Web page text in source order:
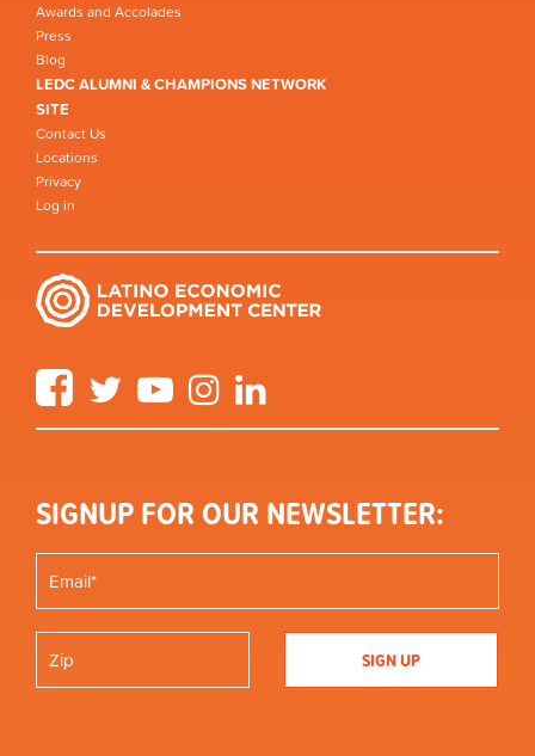
Awards and Accolades
Press
Blog
LEDC ALUMNI & CHAMPIONS NETWORK
SITE
Contact Us
Locations
Privacy
Log in
FacebookTwitter YouTube Instagram
SIGNUP FOR OUR NEWSLETTER: